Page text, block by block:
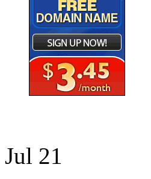
Jul 21